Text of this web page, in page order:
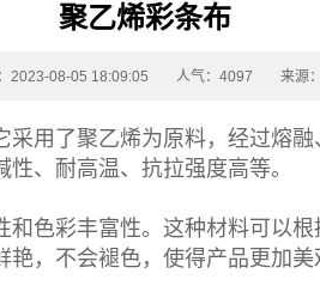
聚乙烯彩条布
2023-08-05 18:09:05 人气：4097 来源
采用了聚乙烯为原料，经过熔
、耐高温、抗拉强度高等。
和色彩丰富性。这种材料可以
艳，不会褪色，使得产品更加美